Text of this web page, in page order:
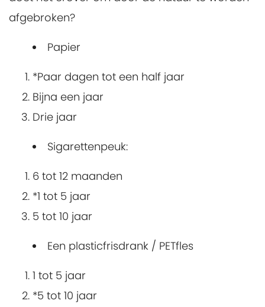
afgebroken?
Papier
*Paar dagen tot een half jaar
Bijna een jaar
Drie jaar
Sigarettenpeuk:
6 tot 12 maanden
*1 tot 5 jaar
5 tot 10 jaar
Een plasticfrisdrank / PETfles
1 tot 5 jaar
*5 tot 10 jaar